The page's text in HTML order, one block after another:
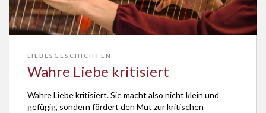
LIEBESGESCHICHTEN
Wahre Liebe kritisiert
Wahre Liebe kritisiert. Sie macht also nicht klein und
gefügig, sondern fördert den Mut zur kritischen